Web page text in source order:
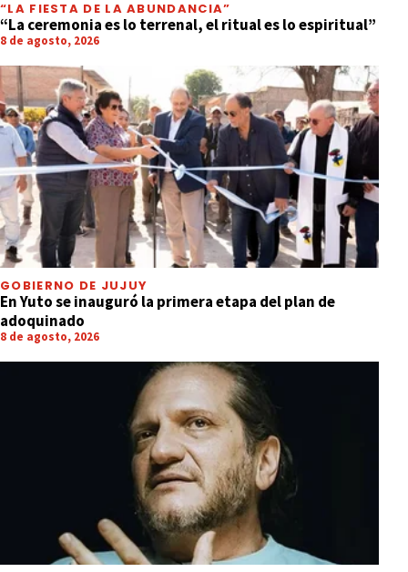
“LA FIESTA DE LA ABUNDANCIA”
“La ceremonia es lo terrenal, el ritual es lo espiritual”
8 de agosto, 2026
GOBIERNO DE JUJUY
En Yuto se inauguró la primera etapa del plan de
adoquinado
8 de agosto, 2026